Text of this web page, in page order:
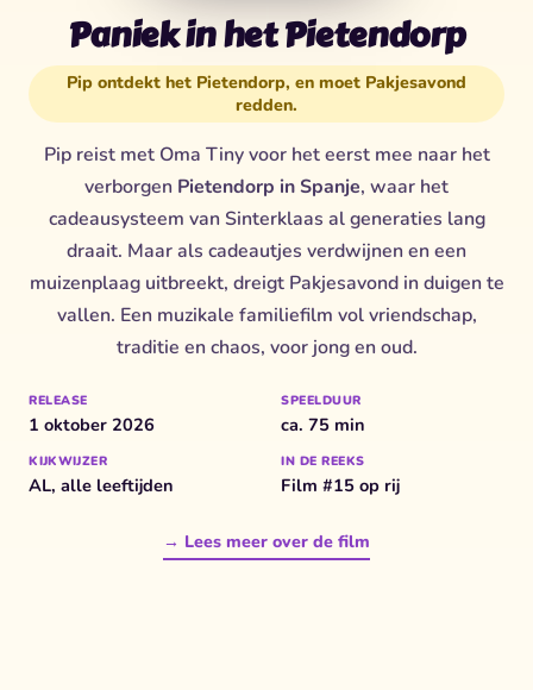
Paniek in het Pietendorp
Pip ontdekt het Pietendorp, en moet Pakjesavond
redden.
Pip reist met Oma Tiny voor het eerst mee naar het
verborgen Pietendorp in Spanje, waar het
cadeausysteem van Sinterklaas al generaties lang
draait. Maar als cadeautjes verdwijnen en een
muizenplaag uitbreekt, dreigt Pakjesavond in duigen te
vallen. Een muzikale familiefilm vol vriendschap,
traditie en chaos, voor jong en oud.
RELEASE
1 oktober 2026
SPEELDUUR
ca. 75 min
KIJKWIJZER
AL, alle leeftijden
IN DE REEKS
Film #15 op rij
→ Lees meer over de film